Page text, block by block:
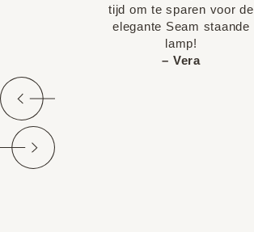
tijd om te sparen voor de
elegante Seam staande
lamp!
– Vera